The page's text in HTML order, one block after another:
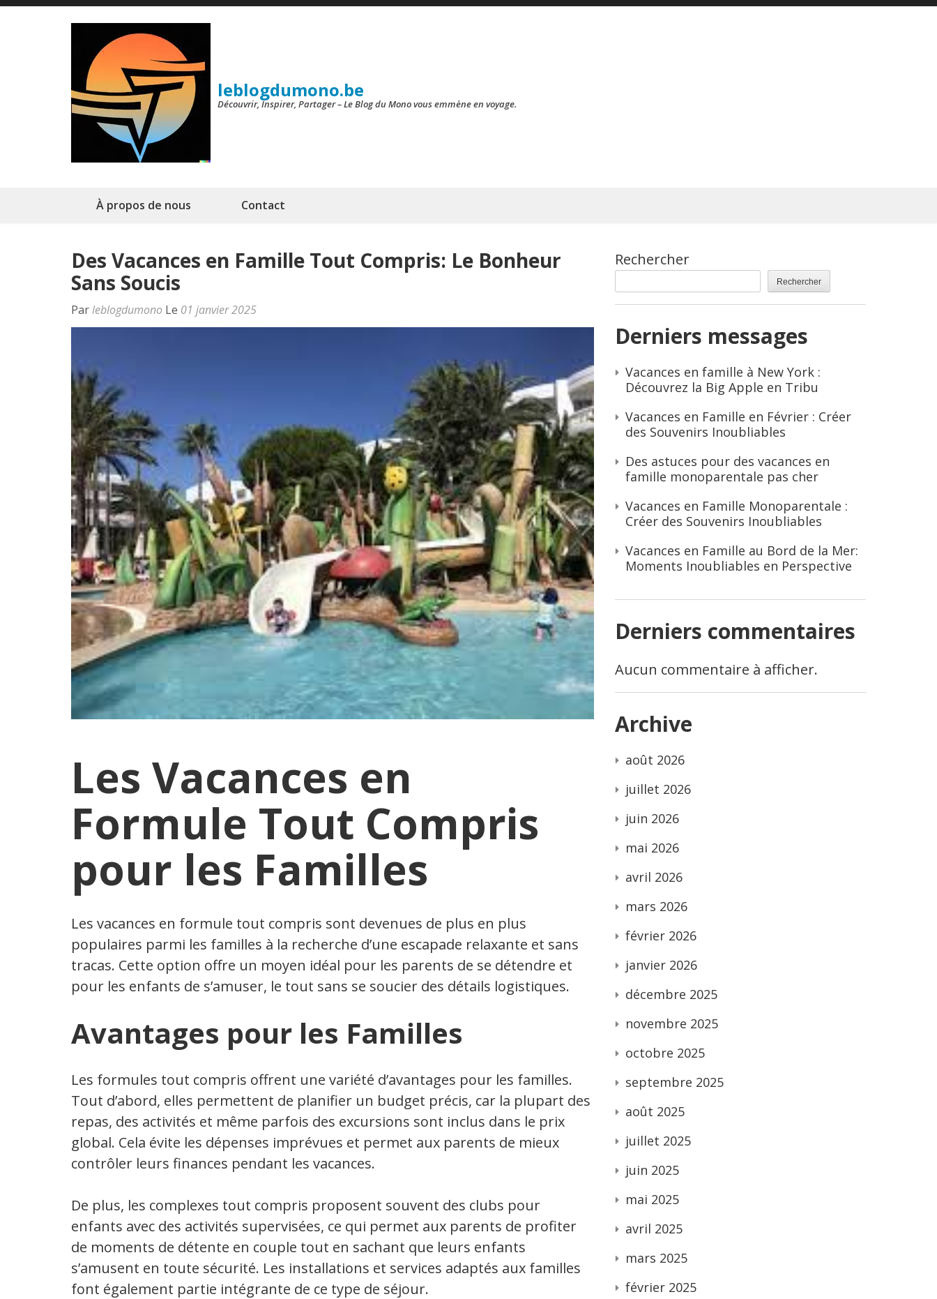
Aller
leblogdumono.be
Découvrir, Inspirer, Partager – Le Blog du Mono vous emmène en voyage.
À propos de nous Contact
Des Vacances en Famille Tout Compris: Le Bonheur
Sans Soucis
Parleblogdumono Le 01 janvier 2025
Les Vacances en
Formule Tout Compris
pour les Familles
Les vacances en formule tout compris sont devenues de plus en plus
populaires parmi les familles à la recherche d’une escapade relaxante et sans
tracas. Cette option offre un moyen idéal pour les parents de se détendre et
pour les enfants de s’amuser, le tout sans se soucier des détails logistiques.
Avantages pour les Familles
Les formules tout compris offrent une variété d’avantages pour les familles.
Tout d’abord, elles permettent de planifier un budget précis, car la plupart des
repas, des activités et même parfois des excursions sont inclus dans le prix
global. Cela évite les dépenses imprévues et permet aux parents de mieux
contrôler leurs finances pendant les vacances.
De plus, les complexes tout compris proposent souvent des clubs pour
enfants avec des activités supervisées, ce qui permet aux parents de profiter
de moments de détente en couple tout en sachant que leurs enfants
s’amusent en toute sécurité. Les installations et services adaptés aux familles
font également partie intégrante de ce type de séjour.
Rechercher
Rechercher
Derniers messages
Vacances en famille à New York :
Découvrez la Big Apple en Tribu
Vacances en Famille en Février : Créer
des Souvenirs Inoubliables
Des astuces pour des vacances en
famille monoparentale pas cher
Vacances en Famille Monoparentale :
Créer des Souvenirs Inoubliables
Vacances en Famille au Bord de la Mer:
Moments Inoubliables en Perspective
Derniers commentaires
Aucun commentaire à afficher.
Archive
août 2026
juillet 2026
juin 2026
mai 2026
avril 2026
mars 2026
février 2026
janvier 2026
décembre 2025
novembre 2025
octobre 2025
septembre 2025
août 2025
juillet 2025
juin 2025
mai 2025
avril 2025
mars 2025
février 2025